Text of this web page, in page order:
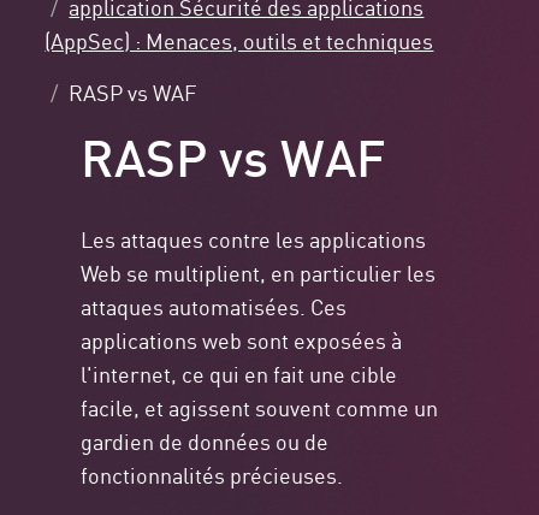
application Sécurité des applications
(AppSec) : Menaces, outils et techniques
RASP vs WAF
RASP vs WAF
Les attaques contre les applications
Web se multiplient, en particulier les
attaques automatisées. Ces
applications web sont exposées à
l'internet, ce qui en fait une cible
facile, et agissent souvent comme un
gardien de données ou de
fonctionnalités précieuses.